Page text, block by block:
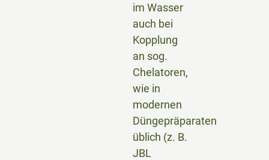
im Wasser
auch bei
Kopplung
an sog.
Chelatoren,
wie in
modernen
Düngepräparaten
üblich (z. B.
JBL